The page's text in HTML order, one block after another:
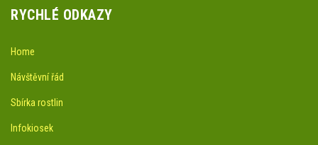
RYCHLÉ ODKAZY
Home
Návštěvní řád
Sbírka rostlin
Infokiosek